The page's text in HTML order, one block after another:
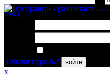
вход
Забыли пароль?
войти
x